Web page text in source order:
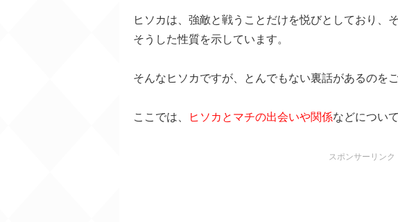
ヒソカは、強敵と戦うことだけを悦びとしており、
そうした性質を示しています。
そんなヒソカですが、とんでもない裏話があるのを
ここでは、 ヒソカとマチの出会いや関係などについ
スポンサーリンク